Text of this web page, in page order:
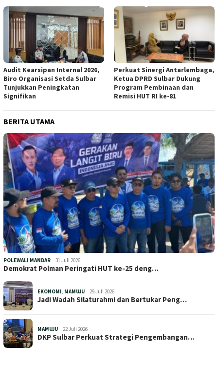
Audit Kearsipan Internal 2026,
Biro Organisasi Setda Sulbar
Tunjukkan Peningkatan
Signifikan
Perkuat Sinergi Antarlembaga,
Ketua DPRD Sulbar Dukung
Program Pembinaan dan
Remisi HUT RI ke-81
BERITA UTAMA
POLEWALI MANDAR 31 Juli 2026
Demokrat Polman Peringati HUT ke-25 deng…
EKONOMI MAMUJU 29 Juli 2026
Jadi Wadah Silaturahmi dan Bertukar Peng…
MAMUJU 22 Juli 2026
DKP Sulbar Perkuat Strategi Pengembangan…